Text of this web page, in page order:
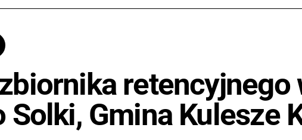
retencyjnego
Solki, Gmina Kulesze